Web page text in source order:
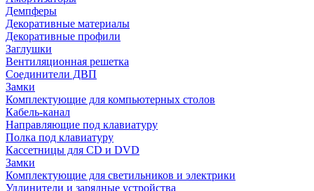
Демпферы
Декоративные материалы
Декоративные профили
Заглушки
Вентиляционная решетка
Соединители ДВП
Замки
Комплектующие для компьютерных столов
Кабель-канал
Направляющие под клавиатуру
Полка под клавиатуру
Кассетницы для CD и DVD
Замки
Комплектующие для светильников и электрики
Удлинители и зарядные устройства